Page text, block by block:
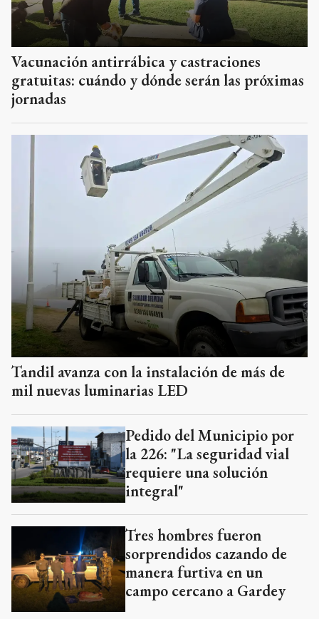
Vacunación antirrábica y castraciones
gratuitas: cuándo y dónde serán las próximas
jornadas
Tandil avanza con la instalación de más de
mil nuevas luminarias LED
Pedido del Municipio por
la 226: "La seguridad vial
requiere una solución
integral"
Tres hombres fueron
sorprendidos cazando de
manera furtiva en un
campo cercano a Gardey